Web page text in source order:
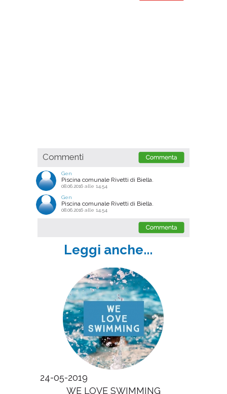
Commenti
Gen
Piscina comunale Rivetti di Biella.
08.06.2016 alle 14.54
Gen
Piscina comunale Rivetti di Biella.
08.06.2016 alle 14.54
Leggi anche...
24-05-2019
WE LOVE SWIMMING